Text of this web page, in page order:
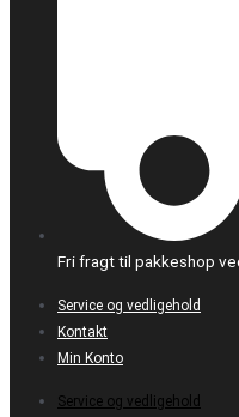
Fri fragt til pakkeshop
Service og vedligehold
Kontakt
Min Konto
Service og vedligehold